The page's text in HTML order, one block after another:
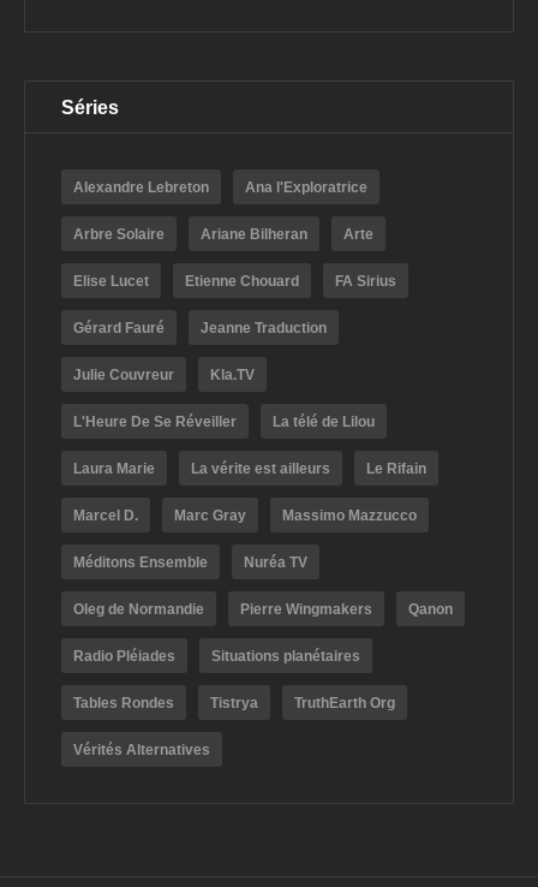
Séries
Alexandre Lebreton Ana l'Exploratrice
Arbre Solaire Ariane Bilheran Arte
Elise Lucet Etienne Chouard FA Sirius
Gérard Fauré Jeanne Traduction
Julie Couvreur Kla.TV
L'Heure De Se Réveiller La télé de Lilou
Laura Marie La vérite est ailleurs Le Rifain
Marcel D. Marc Gray Massimo Mazzucco
Méditons Ensemble Nuréa TV
Oleg de Normandie Pierre Wingmakers Qanon
Radio Pléiades Situations planétaires
Tables Rondes Tistrya TruthEarth Org
Vérités Alternatives